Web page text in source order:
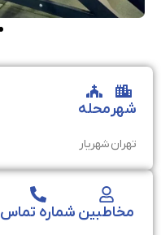
شهر
تهران
محله
شهریار
مخاطبین شماره تماس